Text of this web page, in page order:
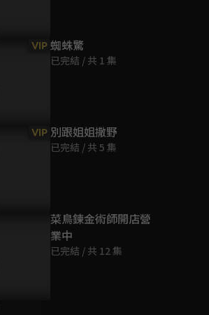
品？清醒惡女霸氣救出戀愛腦
穿書女！
VIP 蜘蛛驚
已完結 / 共 1 集
VIP 別跟姐姐撒野
已完結 / 共 5 集
菜鳥鍊金術師開店營
業中
已完結 / 共 12 集